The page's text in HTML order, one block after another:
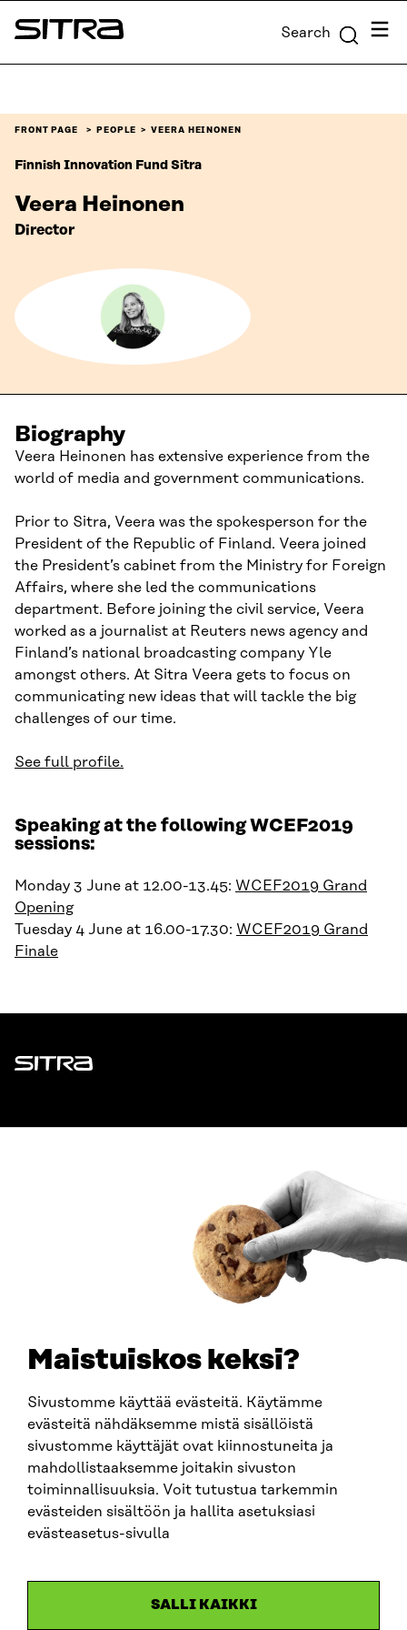
Maistuiskos keksi?
Sivustomme käyttää evästeitä. Käytämme
evästeitä nähdäksemme mistä sisällöistä
sivustomme käyttäjät ovat kiinnostuneita ja
mahdollistaaksemme joitakin sivuston
toiminnallisuuksia. Voit tutustua tarkemmin
evästeiden sisältöön ja hallita asetuksiasi
evästeasetus-sivulla
SALLI KAIKKI
Skip to
content
Sitra Search Menu
FRONT PAGE PEOPLE VEERA HEINONEN
Finnish Innovation Fund Sitra
Veera Heinonen
Director
Biography
Veera Heinonen has extensive experience from the
world of media and government communications.
Prior to Sitra, Veera was the spokesperson for the
President of the Republic of Finland. Veera joined
the President’s cabinet from the Ministry for Foreign
Affairs, where she led the communications
department. Before joining the civil service, Veera
worked as a journalist at Reuters news agency and
Finland’s national broadcasting company Yle
amongst others. At Sitra Veera gets to focus on
communicating new ideas that will tackle the big
challenges of our time.
See full profile.
Speaking at the following WCEF2019
sessions:
Monday 3 June at 12.00-13.45: WCEF2019 Grand
Opening
Tuesday 4 June at 16.00-17.30: WCEF2019 Grand
Finale
Sitra
firstname.lastname@sitra.fi
SITRA ON SOCIAL MEDIA
LinkedIn
Instagram